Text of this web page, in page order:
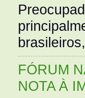
FÓRUM
NOTA À